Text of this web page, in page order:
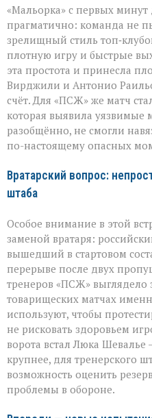
«Мальорка» с первых минут
прагматично: команда не
зрелищный стиль
плотную игру и быстрые
эта простота и принесла
Вирджили и Антонио
счёт. Для «ПСЖ» же матч
которая выявила уязвимые
разобщённо, не смогли
по-настоящему опасных
Вратарский вопрос:
штаба
Особое внимание в этой
заменой вратаря:
вышедший в стартовом
перерыве после двух
тренеров «ПСЖ»
товарищеских матчах
используют, чтобы
не рисковать здоровьем
ворота встал Люка Шевалье
крупнее, для тренерского
возможность оценить
проблемы в обороне.